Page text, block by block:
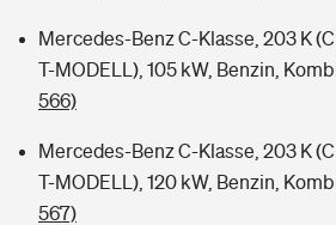
Mercedes-Benz C-Klasse, 203 K (C
T-MODELL), 105 kW, Benzin,
566)
Mercedes-Benz C-Klasse, 203 K
T-MODELL), 120 kW, Benzin,
567)